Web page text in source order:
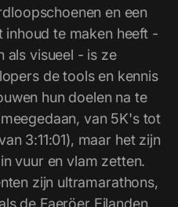
en een
te maken heeft -
als visueel - is ze
de tools en kennis
hun doelen na te
van 5K's tot
3:11:01), maar het zijn
vuur en vlam zetten.
zijn ultramarathons,
de Faeröer Eilanden,